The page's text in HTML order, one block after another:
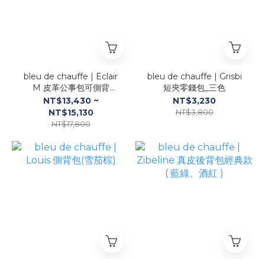
bleu de chauffe | Eclair
M 皮革公事包可側背
（駝、黑、湛藍、迷彩、深
咖）
NT$13,430 ~
NT$15,130
NT$17,800
bleu de chauffe | Grisbi
短夾零錢包_三色
NT$3,230
NT$3,800